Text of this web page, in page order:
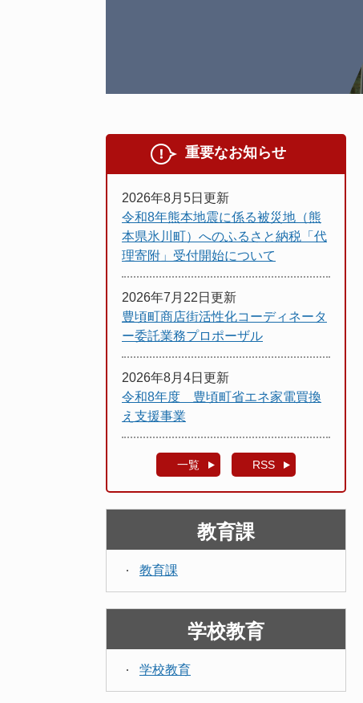
重要なお知らせ
2026年8月5日更新
令和8年熊本地震に係る被災地（熊
本県氷川町）へのふるさと納税「代
理寄附」受付開始について
2026年7月22日更新
豊頃町商店街活性化コーディネータ
ー委託業務プロポーザル
2026年8月4日更新
令和8年度 豊頃町省エネ家電買換
え支援事業
一覧 RSS
教育課
教育課
学校教育
学校教育